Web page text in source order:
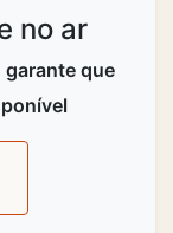
no ar
garante que